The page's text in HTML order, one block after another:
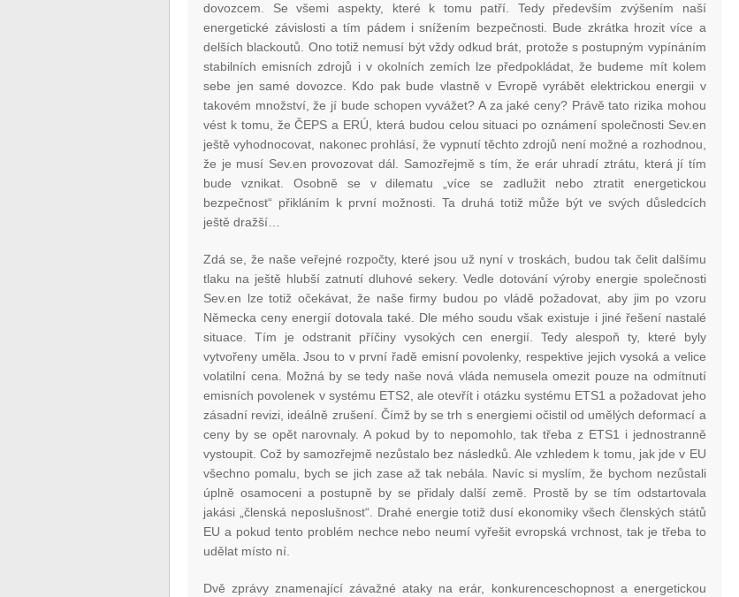
dovozcem. Se všemi aspekty, které k tomu patří. Tedy především zvýšením naší
energetické závislosti a tím pádem i snížením bezpečnosti. Bude zkrátka hrozit více a
delších blackoutů. Ono totiž nemusí být vždy odkud brát, protože s postupným vypínáním
stabilních emisních zdrojů i v okolních zemích lze předpokládat, že budeme mít kolem
sebe jen samé dovozce. Kdo pak bude vlastně v Evropě vyrábět elektrickou energii v
takovém množství, že jí bude schopen vyvážet? A za jaké ceny? Právě tato rizika mohou
vést k tomu, že ČEPS a ERÚ, která budou celou situaci po oznámení společnosti Sev.en
ještě vyhodnocovat, nakonec prohlásí, že vypnutí těchto zdrojů není možné a rozhodnou,
že je musí Sev.en provozovat dál. Samozřejmě s tím, že erár uhradí ztrátu, která jí tím
bude vznikat. Osobně se v dilematu „více se zadlužit nebo ztratit energetickou
bezpečnost“ přikláním k první možnosti. Ta druhá totiž může být ve svých důsledcích
ještě dražší…
Zdá se, že naše veřejné rozpočty, které jsou už nyní v troskách, budou tak čelit dalšímu
tlaku na ještě hlubší zatnutí dluhové sekery. Vedle dotování výroby energie společnosti
Sev.en lze totiž očekávat, že naše firmy budou po vládě požadovat, aby jim po vzoru
Německa ceny energií dotovala také. Dle mého soudu však existuje i jiné řešení nastalé
situace. Tím je odstranit příčiny vysokých cen energií. Tedy alespoň ty, které byly
vytvořeny uměla. Jsou to v první řadě emisní povolenky, respektive jejich vysoká a velice
volatilní cena. Možná by se tedy naše nová vláda nemusela omezit pouze na odmítnutí
emisních povolenek v systému ETS2, ale otevřít i otázku systému ETS1 a požadovat jeho
zásadní revizi, ideálně zrušení. Čímž by se trh s energiemi očistil od umělých deformací a
ceny by se opět narovnaly. A pokud by to nepomohlo, tak třeba z ETS1 i jednostranně
vystoupit. Což by samozřejmě nezůstalo bez následků. Ale vzhledem k tomu, jak jde v EU
všechno pomalu, bych se jich zase až tak nebála. Navíc si myslím, že bychom nezůstali
úplně osamoceni a postupně by se přidaly další země. Prostě by se tím odstartovala
jakási „členská neposlušnost“. Drahé energie totiž dusí ekonomiky všech členských států
EU a pokud tento problém nechce nebo neumí vyřešit evropská vrchnost, tak je třeba to
udělat místo ní.
Dvě zprávy znamenající závažné ataky na erár, konkurenceschopnost a energetickou